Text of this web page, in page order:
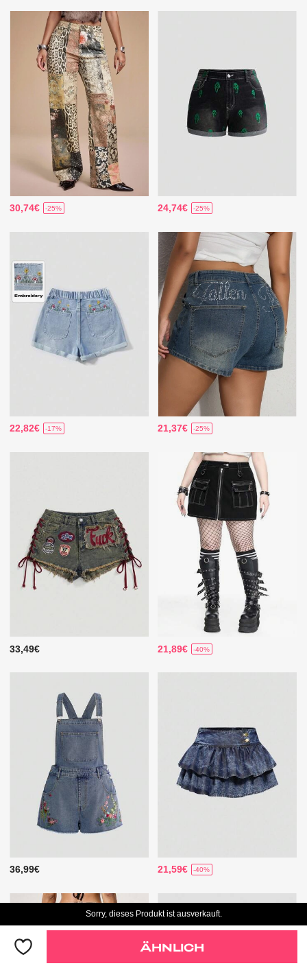
30,74€ -25% 24,74€ -25%
22,82€ -17% 21,37€ -25%
33,49€ 21,89€ -40%
36,99€ 21,59€ -40%
Sorry, dieses Produkt ist ausverkauft.
ÄHNLICH